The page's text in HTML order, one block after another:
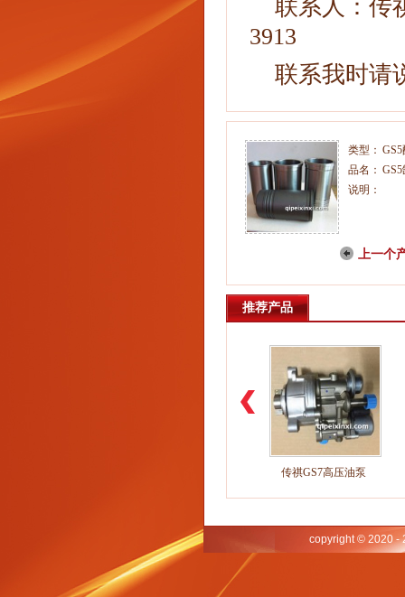
联系人：传
3913
联系我时请
类型：
品名：
说明：
上一个
推荐产品
传祺GS7高压油泵
copyright © 2020